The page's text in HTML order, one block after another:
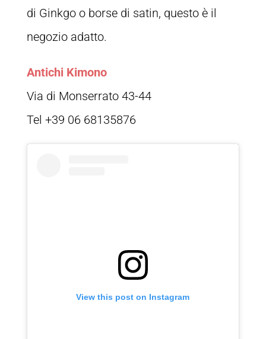
di Ginkgo o borse di satin, questo è il
negozio adatto.
Antichi Kimono
Via di Monserrato 43-44
Tel +39 06 68135876
View this post on Instagram